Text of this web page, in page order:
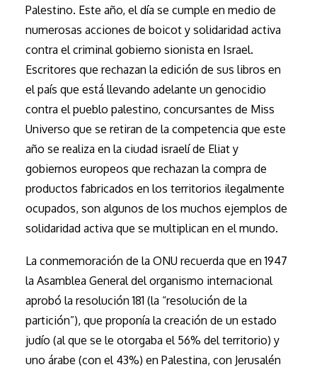
Palestino. Este año, el día se cumple en medio de
numerosas acciones de boicot y solidaridad activa
contra el criminal gobierno sionista en Israel.
Escritores que rechazan la edición de sus libros en
el país que está llevando adelante un genocidio
contra el pueblo palestino, concursantes de Miss
Universo que se retiran de la competencia que este
año se realiza en la ciudad israelí de Eliat y
gobiernos europeos que rechazan la compra de
productos fabricados en los territorios ilegalmente
ocupados, son algunos de los muchos ejemplos de
solidaridad activa que se multiplican en el mundo.
La conmemoración de la ONU recuerda que en 1947
la Asamblea General del organismo internacional
aprobó la resolución 181 (la “resolución de la
partición”), que proponía la creación de un estado
judío (al que se le otorgaba el 56% del territorio) y
uno árabe (con el 43%) en Palestina, con Jerusalén